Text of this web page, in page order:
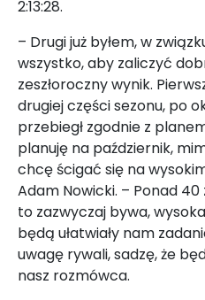
2:13:28.
– Drugi już byłem, w
wszystko, aby zaliczyć
zeszłoroczny wynik.
drugiej części sezonu, po
przebiegł zgodnie z
planuję na październik,
chcę ścigać się na
Adam Nowicki. – Ponad
to zazwyczaj bywa,
będą ułatwiały nam
uwagę rywali, sadzę, że
nasz rozmówca.